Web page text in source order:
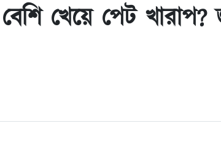
খেয়ে পেট খারাপ?